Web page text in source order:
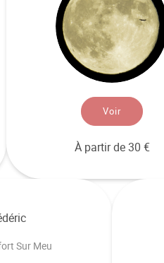
Voir
À partir de 30 €
Sur Meu